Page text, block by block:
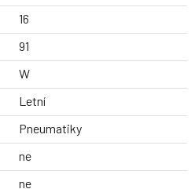
16
91
W
Letní
Pneumatiky
ne
ne